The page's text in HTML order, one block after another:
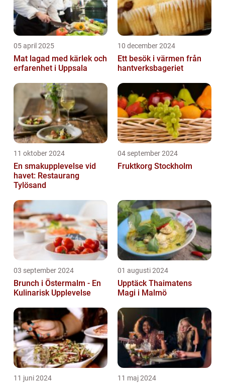
05 april 2025
Mat lagad med kärlek och
erfarenhet i Uppsala
10 december 2024
Ett besök i värmen från
hantverksbageriet
11 oktober 2024
En smakupplevelse vid
havet: Restaurang
Tylösand
04 september 2024
Fruktkorg Stockholm
03 september 2024
Brunch i Östermalm - En
Kulinarisk Upplevelse
01 augusti 2024
Upptäck Thaimatens
Magi i Malmö
11 juni 2024 11 maj 2024